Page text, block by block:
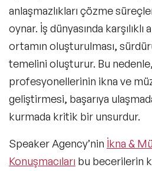
anlaşmazlıkları çözme
oynar. İş dünyasında karşılıklı
ortamın oluşturulması,
temelini oluşturur. Bu
profesyonellerinin ikna ve
geliştirmesi, başarıya
kurmada kritik bir unsurdur.
Speaker Agency’nin İkna &
Konuşmacıları bu becerilerin